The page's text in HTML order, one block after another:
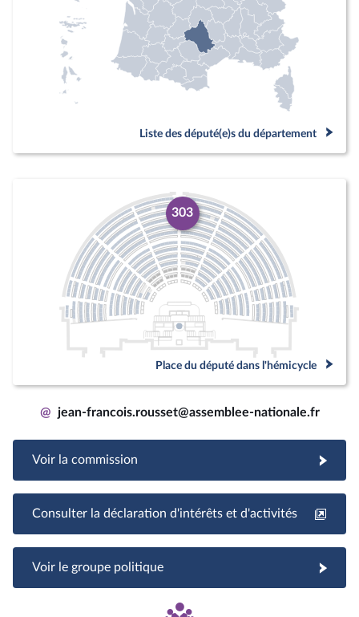
Liste des député(e)s du département
303
Place du député dans l'hémicycle
@ jean-francois.rousset@assemblee-nationale.fr
Voir la commission
Consulter la déclaration d'intérêts et d'activités
Voir le groupe politique